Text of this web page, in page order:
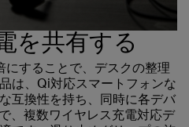
を共有する
にすることで、デスクの整理
は、Qi対応スマートフォンな
互換性を持ち、同時に各デバ
、複数ワイヤレス充電対応デ